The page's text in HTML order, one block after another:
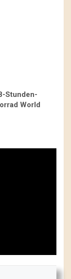
Stunden-
World